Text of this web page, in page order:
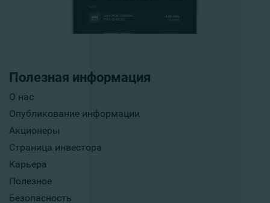
Полезная информация
О нас
Опубликование информации
Акционеры
Страница инвестора
Карьера
Полезное
Безопасность